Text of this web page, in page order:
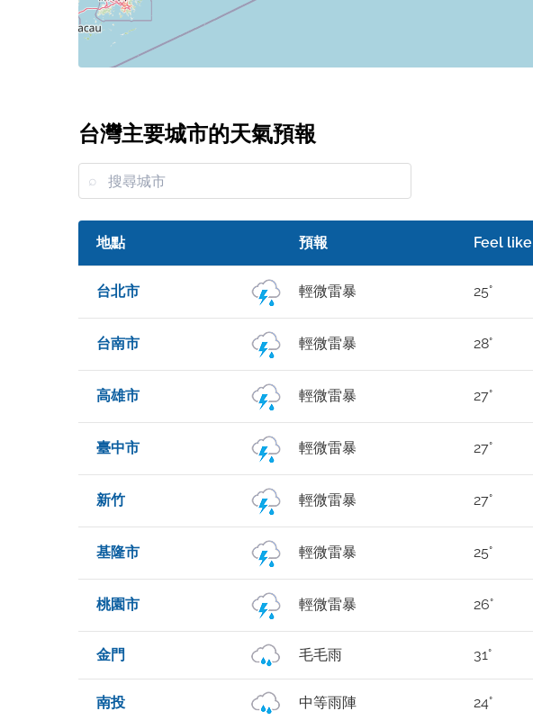
台灣主要城市的天氣預報
地點 預報 Feel like
台北市 輕微雷暴 25°
台南市 輕微雷暴 28°
高雄市 輕微雷暴 27°
臺中市 輕微雷暴 27°
新竹 輕微雷暴 27°
基隆市 輕微雷暴 25°
桃園市 輕微雷暴 26°
金門 毛毛雨 31°
南投 中等雨陣 24°